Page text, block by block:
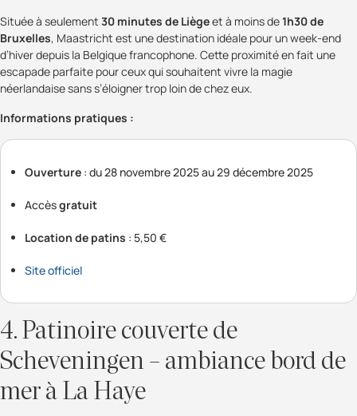
Située à seulement 30 minutes de Liègeet à moins de1h30 de
Bruxelles, Maastricht est une destination idéale pour un week-end
d’hiver depuis la Belgique francophone. Cette proximité en fait une
escapade parfaite pour ceux qui souhaitent vivre la magie
néerlandaise sans s’éloigner trop loin de chez eux.
Informations pratiques :
Ouverture : du 28 novembre 2025 au 29 décembre 2025
Accèsgratuit
Location de patins : 5,50 €
Site officiel
4. Patinoire couverte de
Scheveningen – ambiance bord de
mer à La Haye